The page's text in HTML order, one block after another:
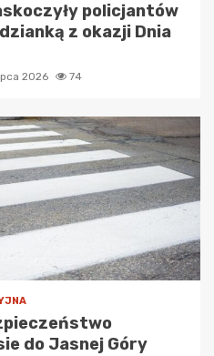
policjantów
z okazji Dnia
2026 74
do Jasnej Góry